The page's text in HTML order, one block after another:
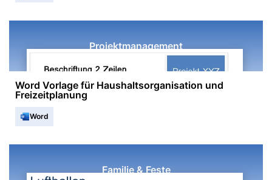
Projektmanagement
Word Vorlage für Haushaltsorganisation und
Freizeitplanung
Word
Familie & Feste